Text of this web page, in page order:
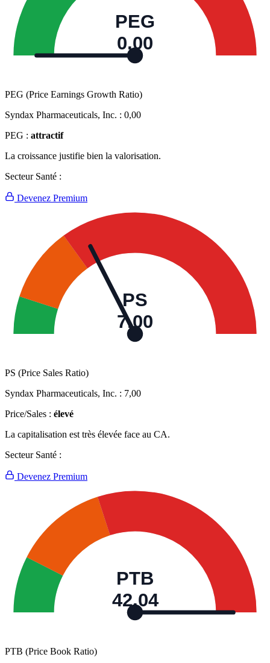
PEG
0,00
PEG (Price Earnings Growth Ratio)
Syndax Pharmaceuticals, Inc. : 0,00
PEG : attractif
La croissance justifie bien la valorisation.
Secteur Santé :
Devenez Premium
PS
7,00
PS (Price Sales Ratio)
Syndax Pharmaceuticals, Inc. : 7,00
Price/Sales : élevé
La capitalisation est très élevée face au CA.
Secteur Santé :
Devenez Premium
PTB
42,04
PTB (Price Book Ratio)